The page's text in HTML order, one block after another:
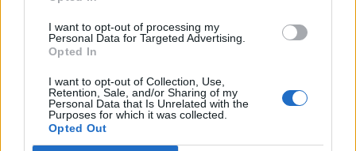
I want to opt-out of processing my
Personal Data for Targeted Advertising.
Opted In
I want to opt-out of Collection, Use,
Retention, Sale, and/or Sharing of my
Personal Data that Is Unrelated with the
Purposes for which it was collected.
Opted Out